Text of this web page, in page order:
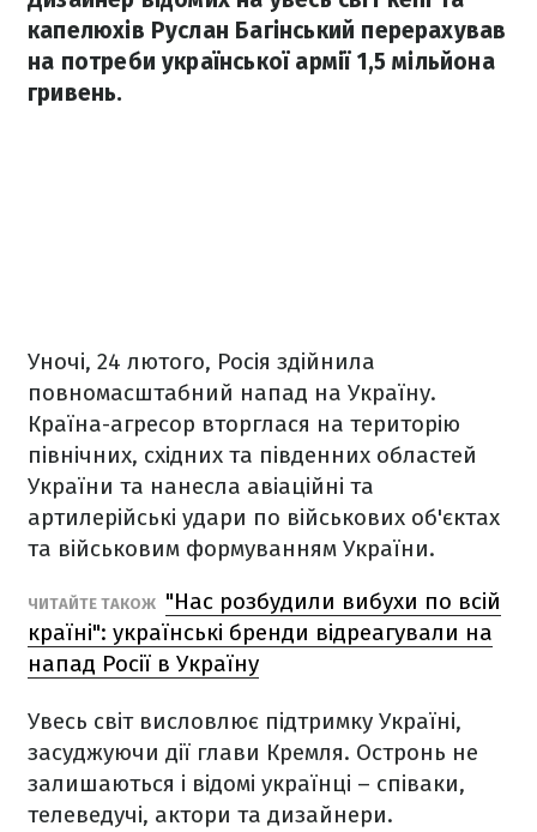
капелюхів Руслан Багінський перерахував
на потреби української армії 1,5 мільйона
гривень.
Уночі, 24 лютого, Росія здійнила
повномасштабний напад на Україну.
Країна-агресор вторглася на територію
північних, східних та південних областей
України та нанесла авіаційні та
артилерійські удари по військових об'єктах
та військовим формуванням України.
ЧИТАЙТЕ ТАКОЖ "Нас розбудили вибухи по всій
країні": українські бренди відреагували на
напад Росії в Україну
Увесь світ висловлює підтримку Україні,
засуджуючи дії глави Кремля. Остронь не
залишаються і відомі українці – співаки,
телеведучі, актори та дизайнери.